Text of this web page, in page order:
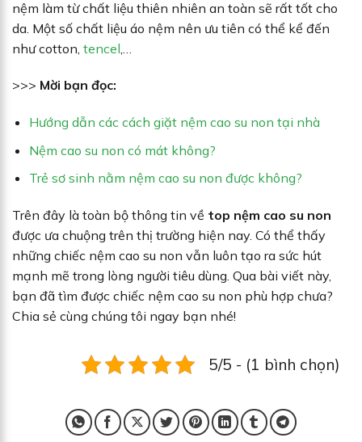
nệm làm từ chất liệu thiên nhiên an toàn sẽ rất tốt cho
da. Một số chất liệu áo nệm nên ưu tiên có thể kể đến
như cotton, tencel
>>> Mời bạn đọc:
Hướng dẫn các cách giặt nệm cao su non tại nhà
Nệm cao su non có mát không?
Trẻ sơ sinh nằm nệm cao su non được không?
Trên đây là toàn bộ thông tin về top nệm cao su non
được ưa chuộng trên thị trường hiện nay. Có thể thấy
những chiếc nệm cao su non vẫn luôn tạo ra sức hút
mạnh mẽ trong lòng người tiêu dùng. Qua bài viết này,
bạn đã tìm được chiếc nệm cao su non phù hợp chưa?
Chia sẻ cùng chúng tôi ngay bạn nhé!
5/5 - (1 bình chọn)